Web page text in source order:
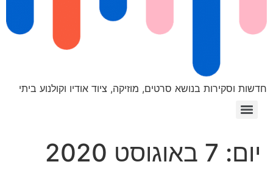
חדשות וסקירות בנושא סרטים, מוזיקה, ציוד אודיו וקולנוע ביתי
יום: 7 באוגוסט 2020